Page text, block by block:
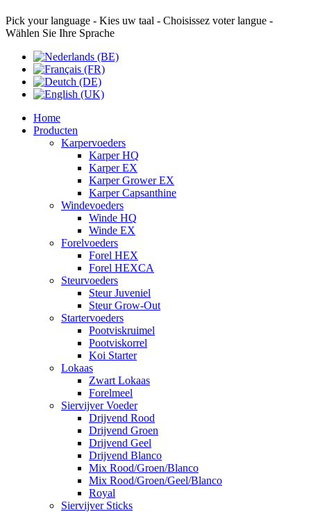
Pick your language - Kies uw taal - Choisissez voter langue -
Wählen Sie Ihre Sprache
Home
Producten
Karpervoeders
Karper HQ
Karper EX
Karper Grower EX
Karper Capsanthine
Windevoeders
Winde HQ
Winde EX
Forelvoeders
Forel HEX
Forel HEXCA
Steurvoeders
Steur Juveniel
Steur Grow-Out
Startervoeders
Pootviskruimel
Pootviskorrel
Koi Starter
Lokaas
Zwart Lokaas
Forelmeel
Siervijver Voeder
Drijvend Rood
Drijvend Groen
Drijvend Geel
Drijvend Blanco
Mix Rood/Groen/Blanco
Mix Rood/Groen/Geel/Blanco
Royal
Siervijver Sticks